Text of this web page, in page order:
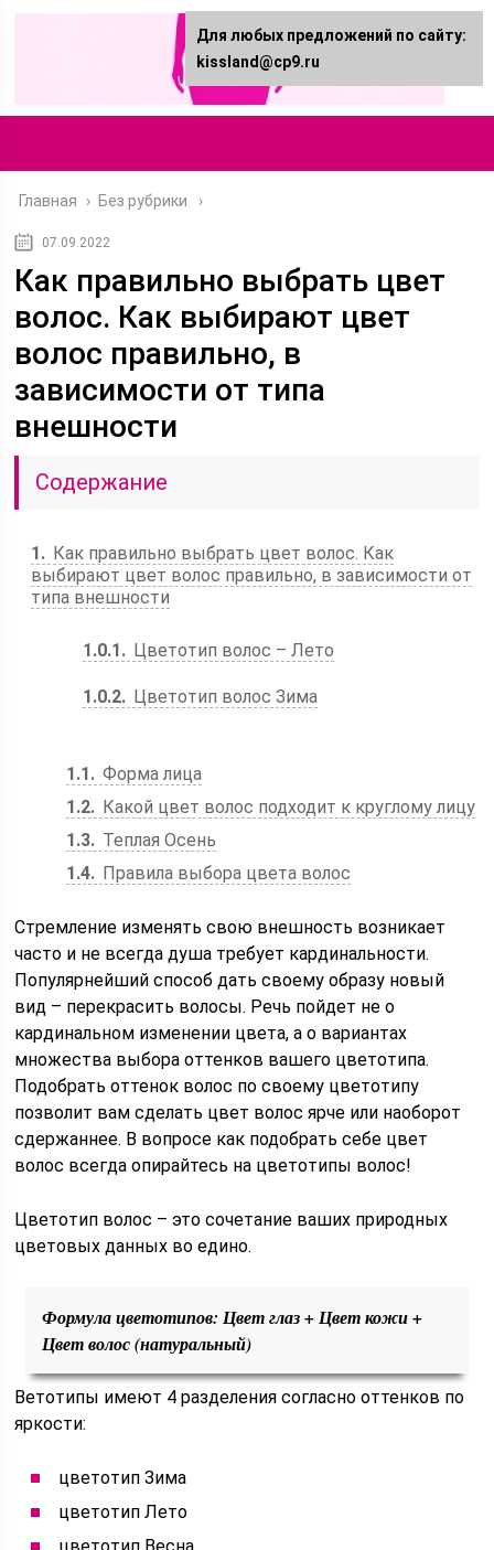
Главная › Без рубрики
07.09.2022
Как правильно выбрать цвет
волос. Как выбирают цвет
волос правильно, в
зависимости от типа
внешности
Содержание
1
Как правильно выбрать цвет волос. Как
выбирают цвет волос правильно, в зависимости от
типа внешности
1.0.1 Цветотип волос – Лето
1.0.2 Цветотип волос Зима
1.1
Форма лица
1.2
Какой цвет волос подходит к круглому лицу
1.3
Теплая Осень
1.4
Правила выбора цвета волос
Стремление изменять свою внешность возникает
часто и не всегда душа требует кардинальности.
Популярнейший способ дать своему образу новый
вид – перекрасить волосы. Речь пойдет не о
кардинальном изменении цвета, а о вариантах
множества выбора оттенков вашего цветотипа.
Подобрать оттенок волос по своему цветотипу
позволит вам сделать цвет волос ярче или наоборот
сдержаннее. В вопросе как подобрать себе цвет
волос всегда опирайтесь на цветотипы волос!
Цветотип волос – это сочетание ваших природных
цветовых данных во едино.
Формула цветотипов: Цвет глаз + Цвет кожи +
Цвет волос (натуральный)
Ветотипы имеют 4 разделения согласно оттенков по
яркости:
цветотип Зима
цветотип Лето
Для любых предложений по сайту:
kissland@cp9.ru